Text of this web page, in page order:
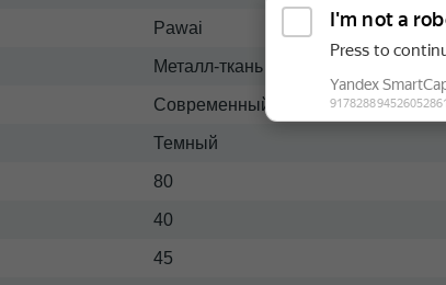
Pawai
Металл-ткань
Современный
Темный
80
40
45